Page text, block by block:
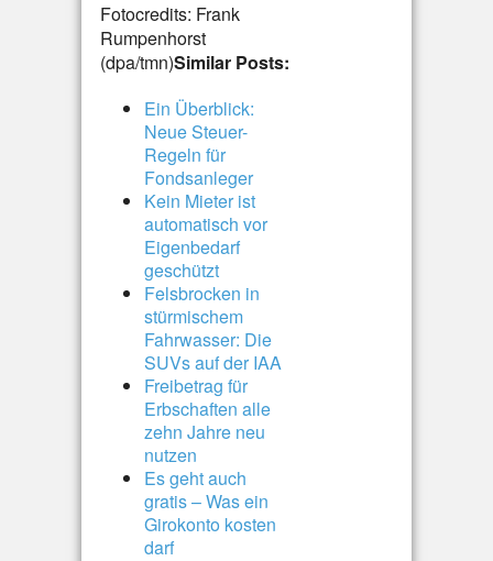
Fotocredits: Frank
Rumpenhorst
(dpa/tmn)Similar Posts:
Ein Überblick:
Neue Steuer-
Regeln für
Fondsanleger
Kein Mieter ist
automatisch vor
Eigenbedarf
geschützt
Felsbrocken in
stürmischem
Fahrwasser: Die
SUVs auf der IAA
Freibetrag für
Erbschaften alle
zehn Jahre neu
nutzen
Es geht auch
gratis – Was ein
Girokonto kosten
darf